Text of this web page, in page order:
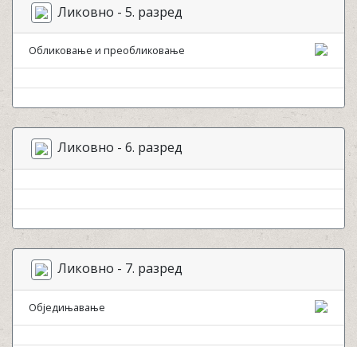
Ликовно - 5. разред
Обликовање и преобликовање
Ликовно - 6. разред
Ликовно - 7. разред
Обједињавање